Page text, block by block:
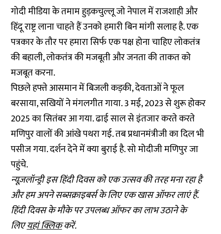
गोदी मीडिया के तमाम हुड़कचुल्लू जो नेपाल में राजशाही और
हिंदू राष्ट्र लाना चाहते हैं उनको हमारी बिन मांगी सलाह है. एक
पत्रकार के तौर पर हमारा सिर्फ एक पक्ष होना चाहिए लोकतंत्र
की बहाली, लोकतंत्र की मजबूती और जनता की ताकत को
मजबूत करना.
पिछले हफ्ते आसमान में बिजली कड़की, देवताओं ने फूल
बरसाया, सखियों ने मंगलगीत गाया. 3 मई, 2023 से शुरू होकर
2025 का सितंबर आ गया. ढाई साल से इंतजार करते करते
मणिपुर वालों की आंखे पथरा गई. तब प्रधानमंत्रीजी का दिल भी
पसीज गया. दर्शन देने में क्या बुराई है. सो मोदीजी मणिपुर जा
पहुंचे.
न्यूज़लॉन्ड्री इस हिंदी दिवस को एक उत्सव की तरह मना रहा है
और हम अपने सब्सक्राइबर्स के लिए एक खास ऑफर लाएं हैं.
हिंदी दिवस के मौके पर उपलब्ध ऑफर का लाभ उठाने के
लिएयहां क्लिककरें.